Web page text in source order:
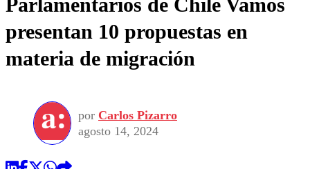
Parlamentarios de Chile Vamos
presentan 10 propuestas en
materia de migración
por Carlos Pizarro
agosto 14, 2024